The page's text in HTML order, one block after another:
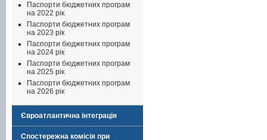
Паспорти бюджетних програм
на 2022 рік
Паспорти бюджетних програм
на 2023 рік
Паспорти бюджетних програм
на 2024 рік
Паспорти бюджетних програм
на 2025 рік
Паспорти бюджетних програм
на 2026 рік
Євроатлантична інтеграція
Спостережна комісія при